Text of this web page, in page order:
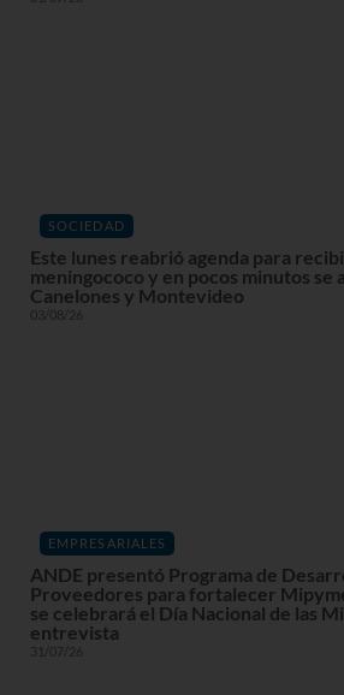
SOCIEDAD
Este lunes reabrió agenda para
meningococo y en pocos minutos se
Canelones y Montevideo
03/08/26
EMPRESARIALES
ANDE presentó Programa de
Proveedores para fortalecer
se celebrará el Día Nacional de las
entrevista
31/07/26